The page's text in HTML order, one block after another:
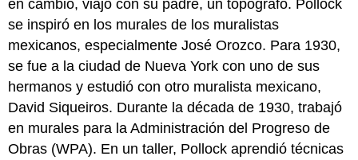
en cambio, viajó con su padre, un topógrafo. Pollock
se inspiró en los murales de los muralistas
mexicanos, especialmente José Orozco. Para 1930,
se fue a la ciudad de Nueva York con uno de sus
hermanos y estudió con otro muralista mexicano,
David Siqueiros. Durante la década de 1930, trabajó
en murales para la Administración del Progreso de
Obras (WPA). En un taller, Pollock aprendió técnicas